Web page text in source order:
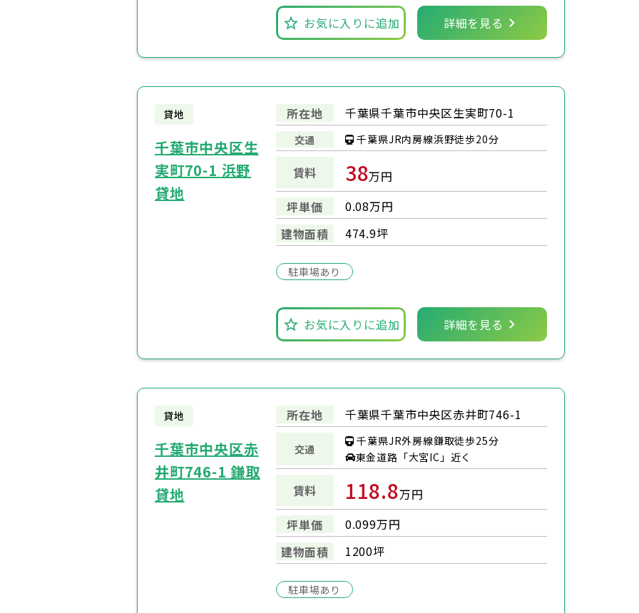
お気に入りに追加 詳細を見る
貸地
千葉市中央区生
実町70-1 浜野
貸地
所在地 千葉県千葉市中央区生実町70-1
交通 千葉県JR内房線浜野徒歩20分
賃料 38万円
坪単価
0.08万円
建物面積
474.9坪
駐車場あり
お気に入りに追加 詳細を見る
貸地
千葉市中央区赤
井町746-1 鎌取
貸地
所在地 千葉県千葉市中央区赤井町746-1
交通
千葉県JR外房線鎌取徒歩25分
東金道路「大宮IC」近く
賃料 118.8万円
坪単価
0.099万円
建物面積
1200坪
駐車場あり